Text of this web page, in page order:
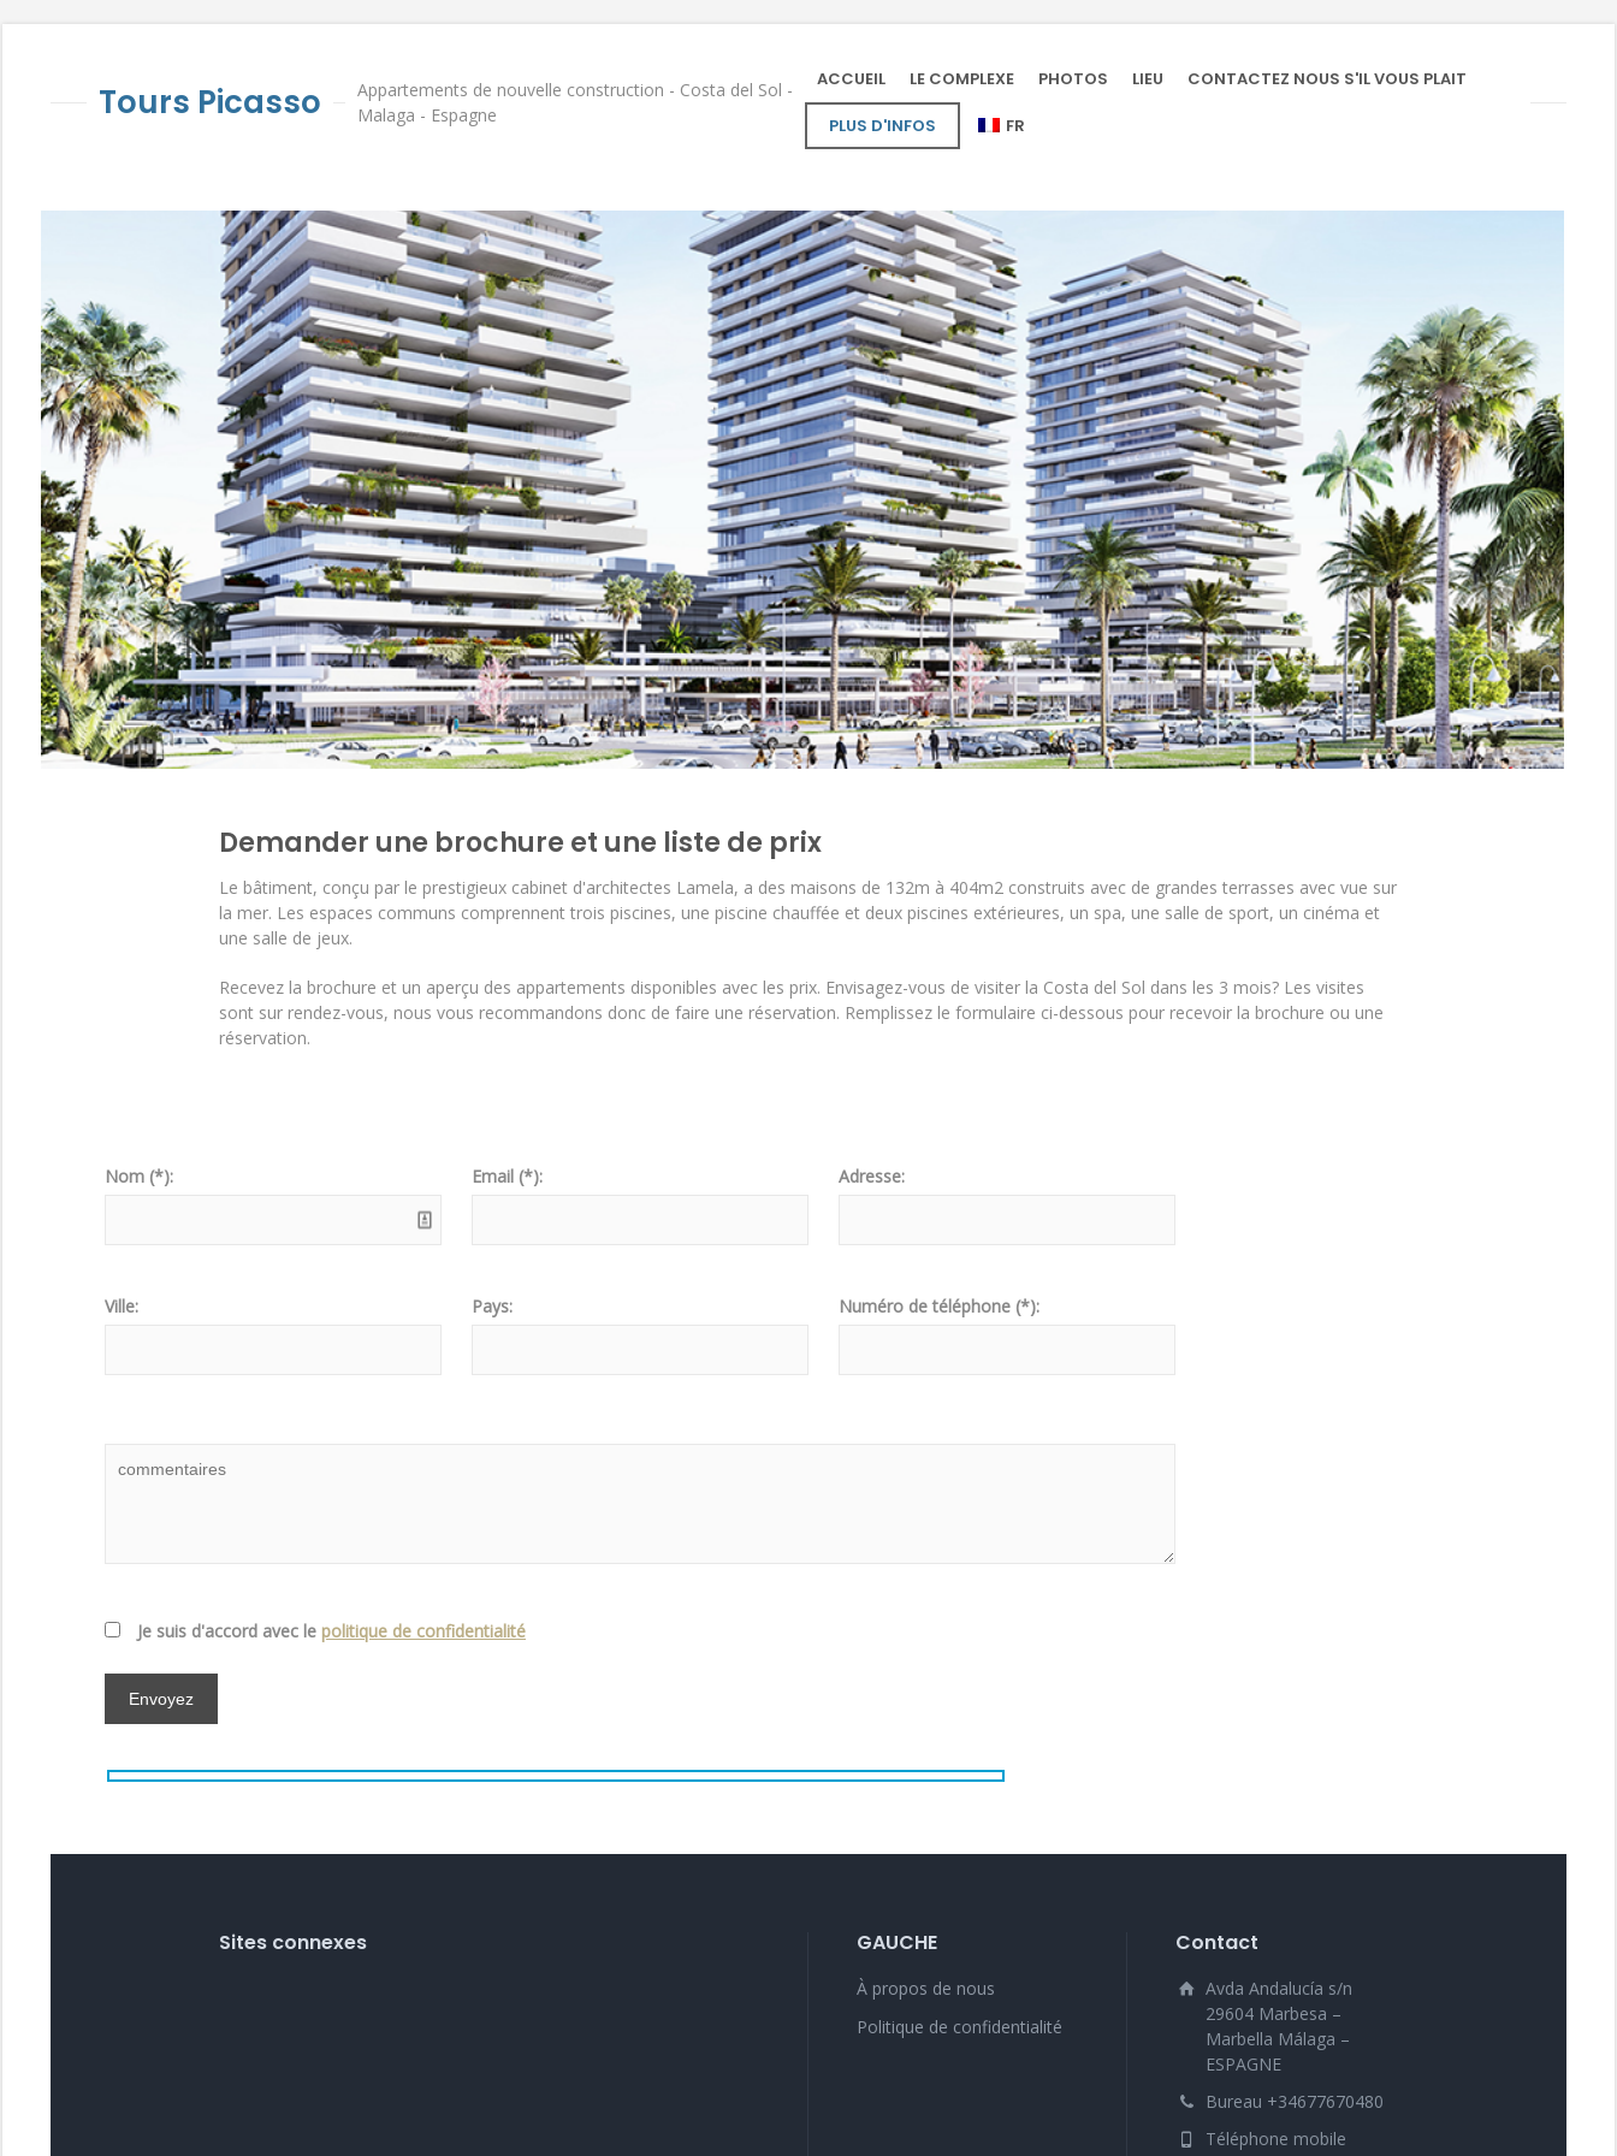
Tours Picasso
Appartements de nouvelle construction - Costa del Sol -
Malaga - Espagne
ACCUEIL LE COMPLEXE PHOTOS LIEU CONTACTEZ NOUS S'IL VOUS PLAIT
PLUS D'INFOS FR
Demander une brochure et une liste de prix
Le bâtiment, conçu par le prestigieux cabinet d'architectes Lamela, a des maisons de 132m à 404m2 construits avec de grandes terrasses avec vue sur
la mer. Les espaces communs comprennent trois piscines, une piscine chauffée et deux piscines extérieures, un spa, une salle de sport, un cinéma et
une salle de jeux.
Recevez la brochure et un aperçu des appartements disponibles avec les prix. Envisagez-vous de visiter la Costa del Sol dans les 3 mois? Les visites
sont sur rendez-vous, nous vous recommandons donc de faire une réservation. Remplissez le formulaire ci-dessous pour recevoir la brochure ou une
réservation.
Nom (*): Email (*): Adresse:
Ville: Pays: Numéro de téléphone (*):
Je suis d'accord avec le politique de confidentialité
Sites connexes GAUCHE
À propos de nous
Politique de confidentialité
Contact
Avda Andalucía s/n
29604 Marbesa –
Marbella Málaga –
ESPAGNE
Bureau +34677670480
Téléphone mobile